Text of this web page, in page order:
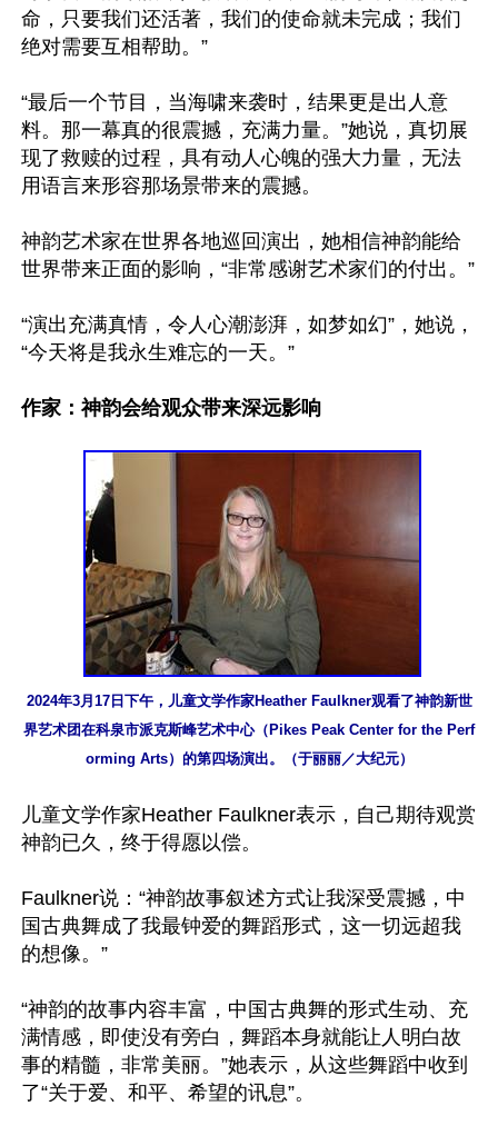
命，只要我们还活著，我们的使命就未完成；我们
绝对需要互相帮助。”
“最后一个节目，当海啸来袭时，结果更是出人意
料。那一幕真的很震撼，充满力量。”她说，真切展
现了救赎的过程，具有动人心魄的强大力量，无法
用语言来形容那场景带来的震撼。
神韵艺术家在世界各地巡回演出，她相信神韵能给
世界带来正面的影响，“非常感谢艺术家们的付出。”
“演出充满真情，令人心潮澎湃，如梦如幻”，她说，
“今天将是我永生难忘的一天。”
作家：神韵会给观众带来深远影响
2024年3月17日下午，儿童文学作家Heather Faulkner观看了神韵新世
界艺术团在科泉市派克斯峰艺术中心（Pikes Peak Center for the Perf
orming Arts）的第四场演出。（于丽丽／大纪元）
儿童文学作家Heather Faulkner表示，自己期待观赏
神韵已久，终于得愿以偿。
Faulkner说：“神韵故事叙述方式让我深受震撼，中
国古典舞成了我最钟爱的舞蹈形式，这一切远超我
的想像。”
“神韵的故事内容丰富，中国古典舞的形式生动、充
满情感，即使没有旁白，舞蹈本身就能让人明白故
事的精髓，非常美丽。”她表示，从这些舞蹈中收到
了“关于爱、和平、希望的讯息”。